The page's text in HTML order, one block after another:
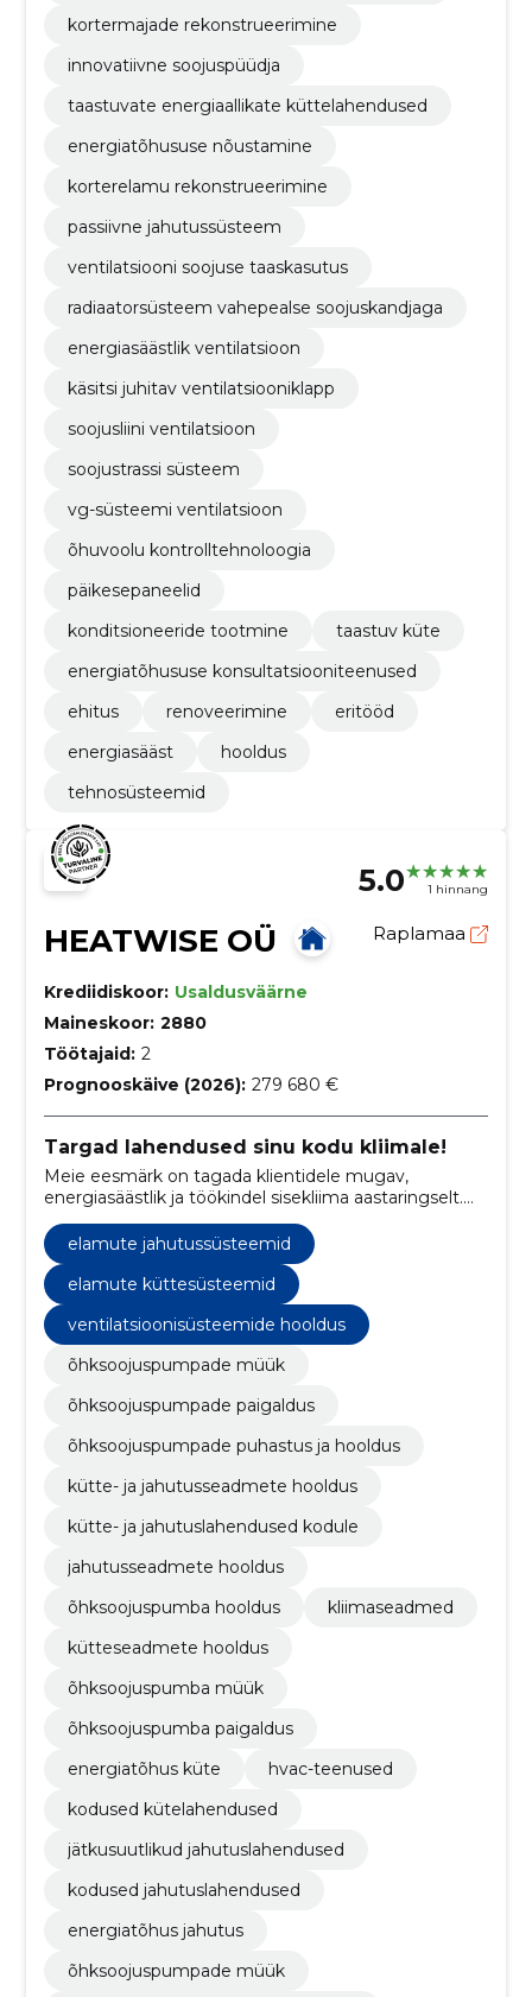
kortermajade rekonstrueerimine
innovatiivne soojuspüüdja
taastuvate energiaallikate küttelahendused
energiatõhususe nõustamine
korterelamu rekonstrueerimine
passiivne jahutussüsteem
ventilatsiooni soojuse taaskasutus
radiaatorsüsteem vahepealse soojuskandjaga
energiasäästlik ventilatsioon
käsitsi juhitav ventilatsiooniklapp
soojusliini ventilatsioon
soojustrassi süsteem
vg-süsteemi ventilatsioon
õhuvoolu kontrolltehnoloogia
päikesepaneelid
konditsioneeride tootmine
taastuv küte
energiatõhususe konsultatsiooniteenused
ehitus
renoveerimine
eritööd
energiasääst
hooldus
tehnosüsteemid
5.0 1 hinnang
HEATWISE OÜ Raplamaa
Krediidiskoor: Usaldusväärne
Maineskoor: 2880
Töötajaid: 2
Prognooskäive (2026): 279 680 €
Targad lahendused sinu kodu kliimale!
Meie eesmärk on tagada klientidele mugav,
energiasäästlik ja töökindel sisekliima aastaringselt.
Töötame professionaalselt, läbipaistvalt ja kliendi
vajadustest lähtudes, et pakkuda lahendusi, mis
päriselt kestavad.
elamute jahutussüsteemid
elamute küttesüsteemid
ventilatsioonisüsteemide hooldus
õhksoojuspumpade müük
õhksoojuspumpade paigaldus
õhksoojuspumpade puhastus ja hooldus
kütte- ja jahutusseadmete hooldus
kütte- ja jahutuslahendused kodule
jahutusseadmete hooldus
õhksoojuspumba hooldus
kliimaseadmed
kütteseadmete hooldus
õhksoojuspumba müük
õhksoojuspumba paigaldus
energiatõhus küte
hvac-teenused
kodused kütelahendused
jätkusuutlikud jahutuslahendused
kodused jahutuslahendused
energiatõhus jahutus
õhksoojuspumpade müük